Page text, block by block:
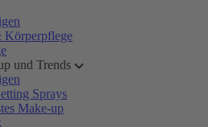
Körperpflege
und Trends
Sprays
Make-up